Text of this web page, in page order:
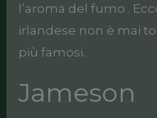
l’aroma del fumo .
irlandese non è mai
più famosi.
Jameson